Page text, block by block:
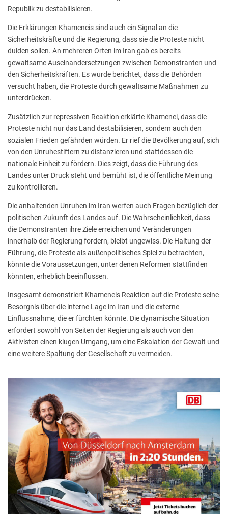
Republik zu destabilisieren.
Die Erklärungen Khameneis sind auch ein Signal an die
Sicherheitskräfte und die Regierung, dass sie die Proteste nicht
dulden sollen. An mehreren Orten im Iran gab es bereits
gewaltsame Auseinandersetzungen zwischen Demonstranten und
den Sicherheitskräften. Es wurde berichtet, dass die Behörden
versucht haben, die Proteste durch gewaltsame Maßnahmen zu
unterdrücken.
Zusätzlich zur repressiven Reaktion erklärte Khamenei, dass die
Proteste nicht nur das Land destabilisieren, sondern auch den
sozialen Frieden gefährden würden. Er rief die Bevölkerung auf, sich
von den Unruhestiftern zu distanzieren und stattdessen die
nationale Einheit zu fördern. Dies zeigt, dass die Führung des
Landes unter Druck steht und bemüht ist, die öffentliche Meinung
zu kontrollieren.
Die anhaltenden Unruhen im Iran werfen auch Fragen bezüglich der
politischen Zukunft des Landes auf. Die Wahrscheinlichkeit, dass
die Demonstranten ihre Ziele erreichen und Veränderungen
innerhalb der Regierung fordern, bleibt ungewiss. Die Haltung der
Führung, die Proteste als außenpolitisches Spiel zu betrachten,
könnte die Voraussetzungen, unter denen Reformen stattfinden
könnten, erheblich beeinflussen.
Insgesamt demonstriert Khameneis Reaktion auf die Proteste seine
Besorgnis über die interne Lage im Iran und die externe
Einflussnahme, die er fürchten könnte. Die dynamische Situation
erfordert sowohl von Seiten der Regierung als auch von den
Aktivisten einen klugen Umgang, um eine Eskalation der Gewalt und
eine weitere Spaltung der Gesellschaft zu vermeiden.